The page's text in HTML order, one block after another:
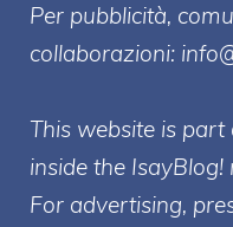
Per pubblicità,
collaborazioni:
This website is part
inside the IsayBlog!
For advertising,